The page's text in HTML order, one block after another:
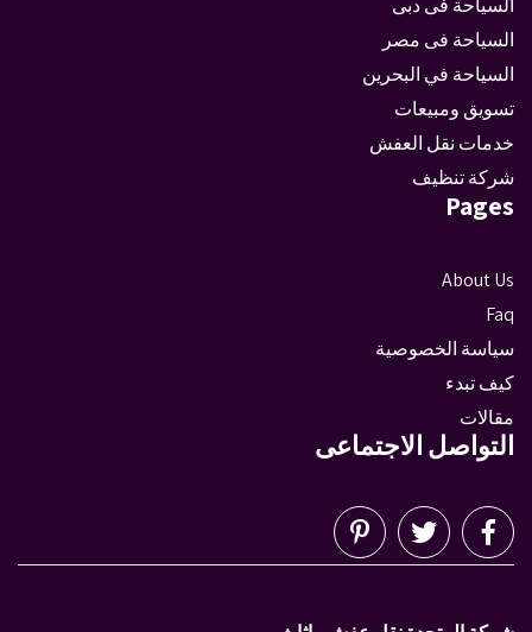
السياحة فى دبى
السياحة فى مصر
السياحة في البحرين
تسويق ومبيعات
خدمات نقل العفش
شركة تنظيف
Pages
About Us
Faq
سياسة الخصوصية
كيف تبدء
مقالات
التواصل الاجتماعى